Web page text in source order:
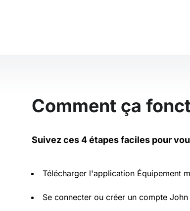
Comment ça
Suivez ces 4 étapes faciles pour
Télécharger l'application Équipement
Se connecter ou créer un compte John